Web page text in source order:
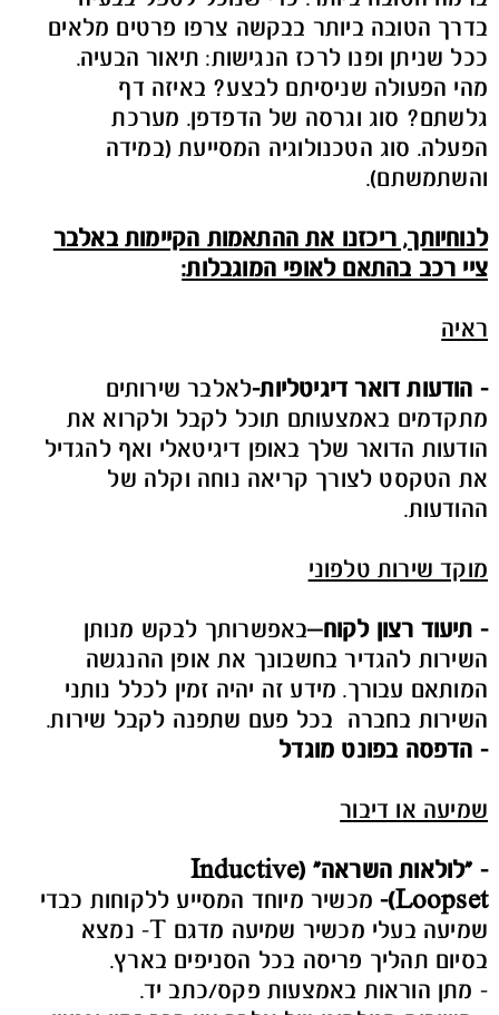
בדרך הטובה ביותר בבקשה צרפו פרטים מלאים
ככל שניתן ופנו לרכז הנגישות: תיאור הבעיה.
מהי הפעולה שניסיתם לבצע? באיזה דף
גלשתם? סוג וגרסה של הדפדפן. מערכת
הפעלה. סוג הטכנולוגיה המסייעת (במידה
והשתמשתם).
לנוחיותך, ריכזנו את ההתאמות הקיימות באלבר
ציי רכב בהתאם לאופי המוגבלות:
ראיה
- הודעות דואר דיגיטליות-לאלבר שירותים
מתקדמים באמצעותם תוכל לקבל ולקרוא את
הודעות הדואר שלך באופן דיגיטאלי ואף להגדיל
את הטקסט לצורך קריאה נוחה וקלה של
ההודעות.
מוקד שירות טלפוני
- תיעוד רצון לקוח–באפשרותך לבקש מנותן
השירות להגדיר בחשבונך את אופן ההנגשה
המותאם עבורך. מידע זה יהיה זמין לכלל נותני
השירות בחברה בכל פעם שתפנה לקבל שירות.
- הדפסה בפונט מוגדל
שמיעה או דיבור
- "לולאות השראה
" (Inductive
Loopset)-
מכשיר מיוחד המסייע ללקוחות כבדי
שמיעה בעלי מכשיר שמיעה מדגם T- נמצא
בסיום תהליך פריסה בכל הסניפים בארץ.
- מתן הוראות באמצעות פקס/כתב יד.